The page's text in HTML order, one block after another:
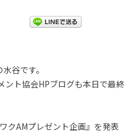
谷です。
ント協会HPブログも本日で最終
クAMプレゼント企画』を発表